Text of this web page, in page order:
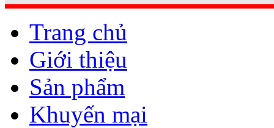
Trang chủ
Giới thiệu
Sản phẩm
Khuyến mại